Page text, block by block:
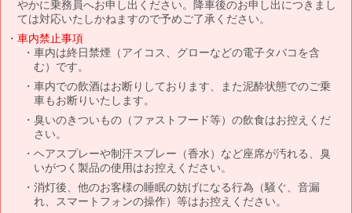
やかに乗務員へお申し出ください。降車後のお申し出につきまし
ては対応いたしかねますので予めご了承ください。
車内禁止事項
車内は終日禁煙（アイコス、グローなどの電子タバコを含
む）です。
車内での飲酒はお断りしております、また泥酔状態でのご乗
車もお断りいたします。
臭いのきついもの（ファストフード等）の飲食はお控えくだ
さい。
ヘアスプレーや制汗スプレー（香水）など座席が汚れる、臭
いがつく製品の使用はお控えください。
消灯後、他のお客様の睡眠の妨げになる行為（騒ぐ、音漏
れ、スマートフォンの操作）等はお控えください。